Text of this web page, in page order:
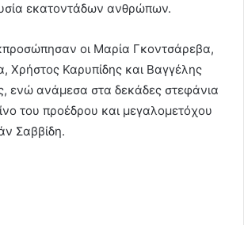
εκατοντάδων ανθρώπων.
οι Μαρία Γκοντσάρεβα,
Χρήστος Καρυπίδης και Βαγγέλης
ενώ ανάμεσα στα δεκάδες στεφάνια
του προέδρου και μεγαλομετόχου
Σαββίδη.